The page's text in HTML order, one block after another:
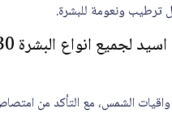
ترطيب ونعومة للبشرة.
الشمس، مع التأكد من